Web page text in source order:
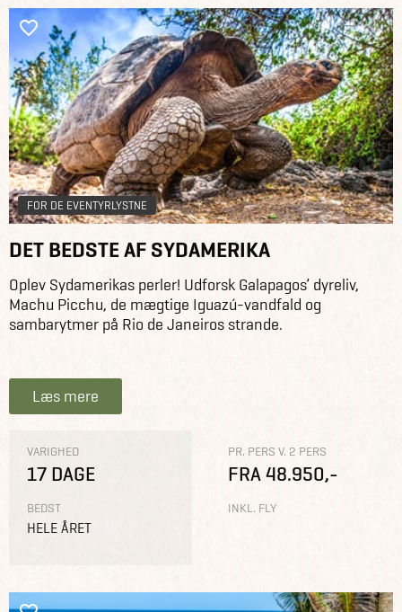
FOR DE EVENTYRLYSTNE
DET BEDSTE AF SYDAMERIKA
Oplev Sydamerikas perler! Udforsk Galapagos’ dyreliv,
Machu Picchu, de mægtige Iguazú-vandfald og
sambarytmer på Rio de Janeiros strande.
Læs mere
VARIGHED
17 DAGE
BEDST
HELE ÅRET
PR. PERS V. 2 PERS
FRA 48.950,-
INKL. FLY